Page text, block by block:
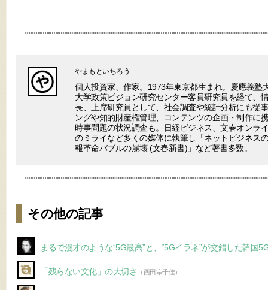
やまもといちろう
個人投資家、作家。1973年東京都生まれ。慶應義塾
大学政策ビジョン研究センター客員研究員を経て、
長、上席研究員として、社会調査や統計分析にも従
ングや知的財産権管理、コンテンツの企画・制作に
時事問題の状況調査も。日経ビジネス、文春オンラ
のミライなど多くの媒体に執筆し「ネットビジネス
報革命バブルの崩壊 (文春新書)」など著書多数。
その他の記事
まるで漫才のような“5G最高”と、“5Gイラネ”が交錯した韓国
「残らない文化」の大切さ （西田宗千佳）